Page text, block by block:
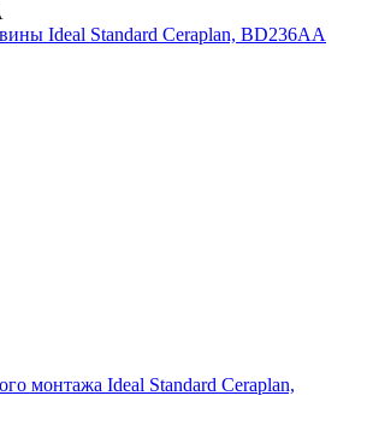
Ideal Standard Ceraplan, BD236AA